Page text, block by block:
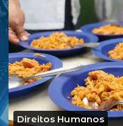
Direitos Humanos